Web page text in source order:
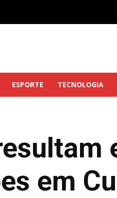
ESPORTE TECNOLOGIA
em